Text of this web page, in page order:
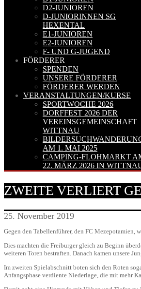
D2-JUNIOREN
D-JUNIORINNEN SG
HEXENTAL
E1-JUNIOREN
E2-JUNIOREN
F- UND G-JUGEND
FÖRDERER
SPENDEN
UNSERE FÖRDERER
FÖRDERER WERDEN
VERANSTALTUNGEN/KURSE
SPORTWOCHE 2026
DORFFEST 2026 DER
VEREINSGEMEINSCHAFT
WITTNAU
AM 1. MAI 2025
CAMPING-FLOHMARKT
22. MÄRZ 2026 IN
ZWEITE VERLIERT
25. November 2019
Gegen den Tabellenführer, den FC Mezepotamien,
Dies machten die Freiburger gleich zu Beginn
weiteren Toren bestraften. Danach kamen unsere
Im zweiten Spielabschnitt boten sich den Roten
Anfangsphase verdiente Niederlage, die mit mehr